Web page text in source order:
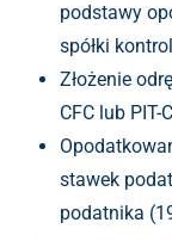
podstawy
spółki
Złożenie
CFC lub PIT-
stawek
podatnika